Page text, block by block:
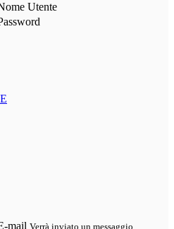
Utente
mail Verrà inviato un messaggio